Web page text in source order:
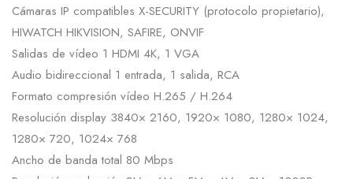
Cámaras IP compatibles X-SECURITY (protocolo propietario),
HIWATCH HIKVISION, SAFIRE, ONVIF
Salidas de vídeo 1 HDMI 4K, 1 VGA
Audio bidireccional 1 entrada, 1 salida, RCA
Formato compresión vídeo H.265 / H.264
Resolución display 3840× 2160, 1920× 1080, 1280× 1024,
1280× 720, 1024× 768
Ancho de banda total 80 Mbps